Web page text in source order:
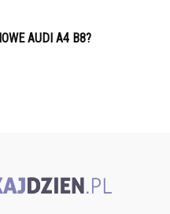
AUDI A4 B8?